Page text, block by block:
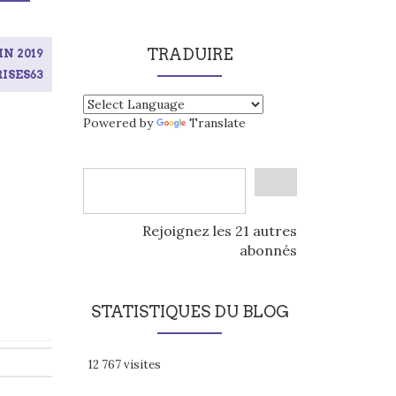
2019
TRADUIRE
Powered by Translate
Rejoignez les 21 autres
abonnés
STATISTIQUES DU BLOG
12 767 visites